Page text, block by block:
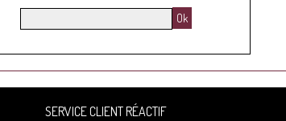
SERVICE CLIENT RÉACTIF